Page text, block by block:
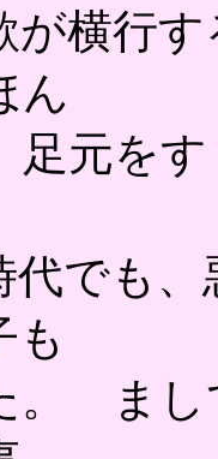
横行す
ん
足元を
でも、
も
。 まし